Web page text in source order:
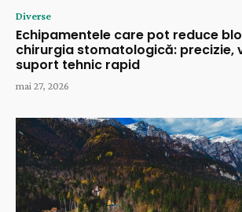
Diverse
Echipamentele care pot reduce
chirurgia stomatologică: precizie,
suport tehnic rapid
mai 27, 2026